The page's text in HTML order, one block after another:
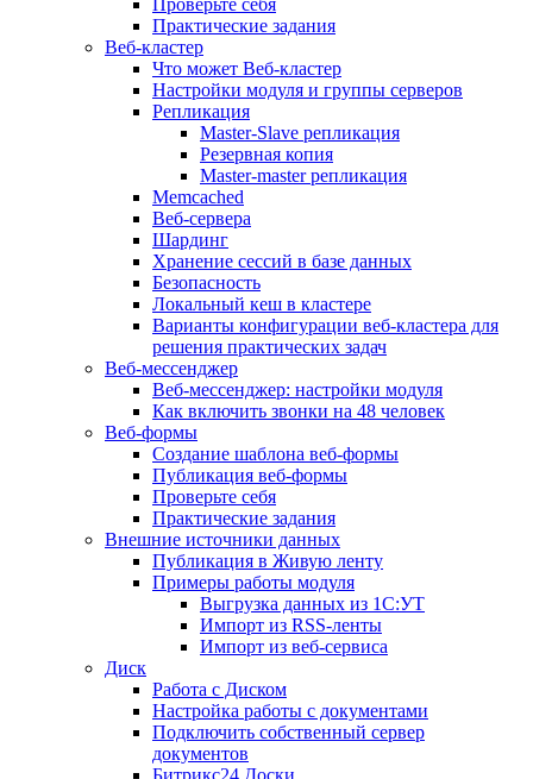
Проверьте себя
Практические задания
Веб-кластер
Что может Веб-кластер
Настройки модуля и группы серверов
Репликация
Master-Slave репликация
Резервная копия
Master-master репликация
Memcached
Веб-сервера
Шардинг
Хранение сессий в базе данных
Безопасность
Локальный кеш в кластере
Варианты конфигурации веб-кластера для
решения практических задач
Веб-мессенджер
Веб-мессенджер: настройки модуля
Как включить звонки на 48 человек
Веб-формы
Создание шаблона веб-формы
Публикация веб-формы
Проверьте себя
Практические задания
Внешние источники данных
Публикация в Живую ленту
Примеры работы модуля
Выгрузка данных из 1С:УТ
Импорт из RSS-ленты
Импорт из веб-сервиса
Диск
Работа с Диском
Настройка работы с документами
Подключить собственный сервер
документов
Битрикс24 Доски